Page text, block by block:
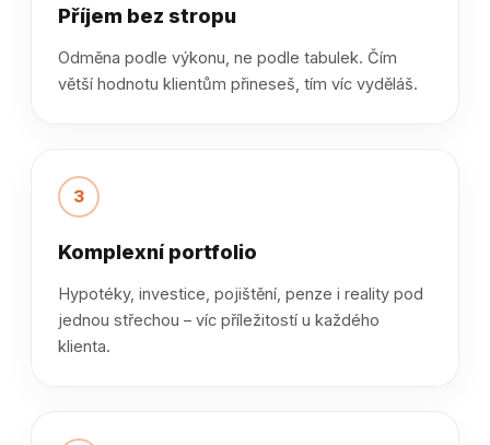
Příjem bez stropu
Odměna podle výkonu, ne podle tabulek. Čím
větší hodnotu klientům přineseš, tím víc vyděláš.
3
Komplexní portfolio
Hypotéky, investice, pojištění, penze i reality pod
jednou střechou – víc příležitostí u každého
klienta.